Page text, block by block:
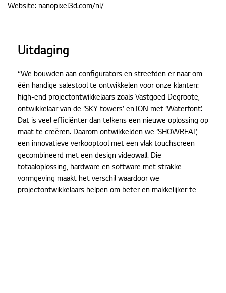
Website: nanopixel3d.com/nl/
Uitdaging
“We bouwden aan configurators en streefden er naar om
één handige salestool te ontwikkelen voor onze klanten:
high-end projectontwikkelaars zoals Vastgoed Degroote,
ontwikkelaar van de ‘SKY towers’ en ION met ‘Waterfont’.
Dat is veel efficiënter dan telkens een nieuwe oplossing op
maat te creëren. Daarom ontwikkelden we ‘SHOWREAL’,
een innovatieve verkooptool met een vlak touchscreen
gecombineerd met een design videowall. Die
totaaloplossing, hardware en software met strakke
vormgeving maakt het verschil waardoor we
projectontwikkelaars helpen om beter en makkelijker te